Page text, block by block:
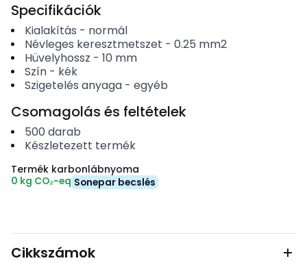
Specifikációk
Kialakítás - normál
Névleges keresztmetszet - 0.25 mm2
Hüvelyhossz - 10 mm
Szín- kék
Szigetelés anyaga- egyéb
Csomagolás és feltételek
500 darab
Készletezett termék
Termék karbonlábnyoma
0 kg CO₂-eq Sonepar becslés
Cikkszámok